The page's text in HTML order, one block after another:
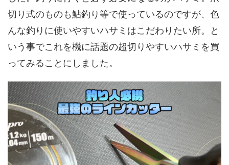
切り式のものも鮎釣り等で使っているのですが、色
んな釣りに使いやすいハサミはこだわりたい所。と
いう事でこれを機に話題の超切りやすいハサミを買
ってみることにしました。